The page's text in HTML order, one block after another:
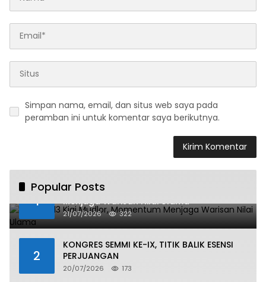
Simpan nama, email, dan situs web saya pada
peramban ini untuk komentar saya berikutnya.
Popular Posts
1
Haul ke-13 Kiai Mudlor, Momentum
Menjaga Warisan Nilai Ulama
21/07/2026 322
2
KONGRES SEMMI KE-IX, TITIK BALIK ESENSI
PERJUANGAN
20/07/2026 173